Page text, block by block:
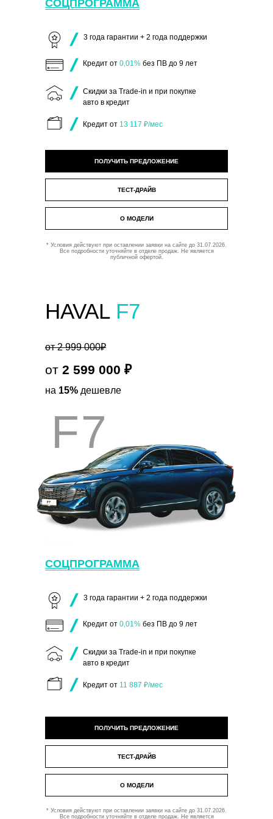
О МОДЕЛИ
ТЕСТ-ДРАЙВ
ПОЛУЧИТЬ ПРЕДЛОЖЕНИЕ
3 года гарантии + 2 года поддержки
Кредит от 13 117 ₽/мес
Скидки за Trade-in и при покупке
авто в кредит
Кредит от 0,01% без ПВ до 9 лет
СОЦПРОГРАММА
* Условия действуют при оставлении заявки на сайте до 31.07.2026.
Все подробности уточняйте в отделе продаж. Не является
публичной офертой.
F7
О МОДЕЛИ
ТЕСТ-ДРАЙВ
ПОЛУЧИТЬ ПРЕДЛОЖЕНИЕ
HAVAL F7
* Условия действуют при оставлении заявки на сайте до 31.07.2026.
Все подробности уточняйте в отделе продаж. Не является
3 года гарантии + 2 года поддержки
Кредит от 11 887 ₽/мес
Скидки за Trade-in и при покупке
авто в кредит
Кредит от 0,01% без ПВ до 9 лет
СОЦПРОГРАММА
от 2 999 000₽
на 15% дешевле
от 2 599 000 ₽